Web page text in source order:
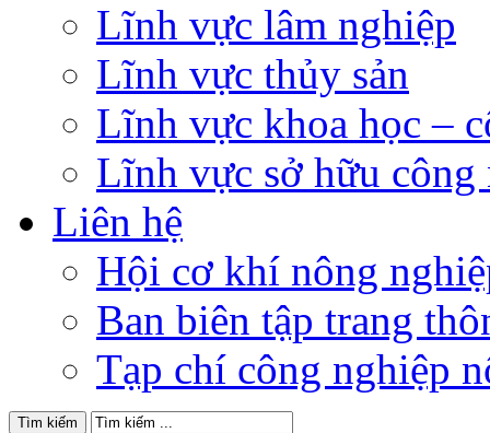
Lĩnh vực lâm nghiệp
Lĩnh vực thủy sản
Lĩnh vực khoa học –
Lĩnh vực sở hữu công
Liên hệ
Hội cơ khí nông
Ban biên tập trang
Tạp chí công nghiệp